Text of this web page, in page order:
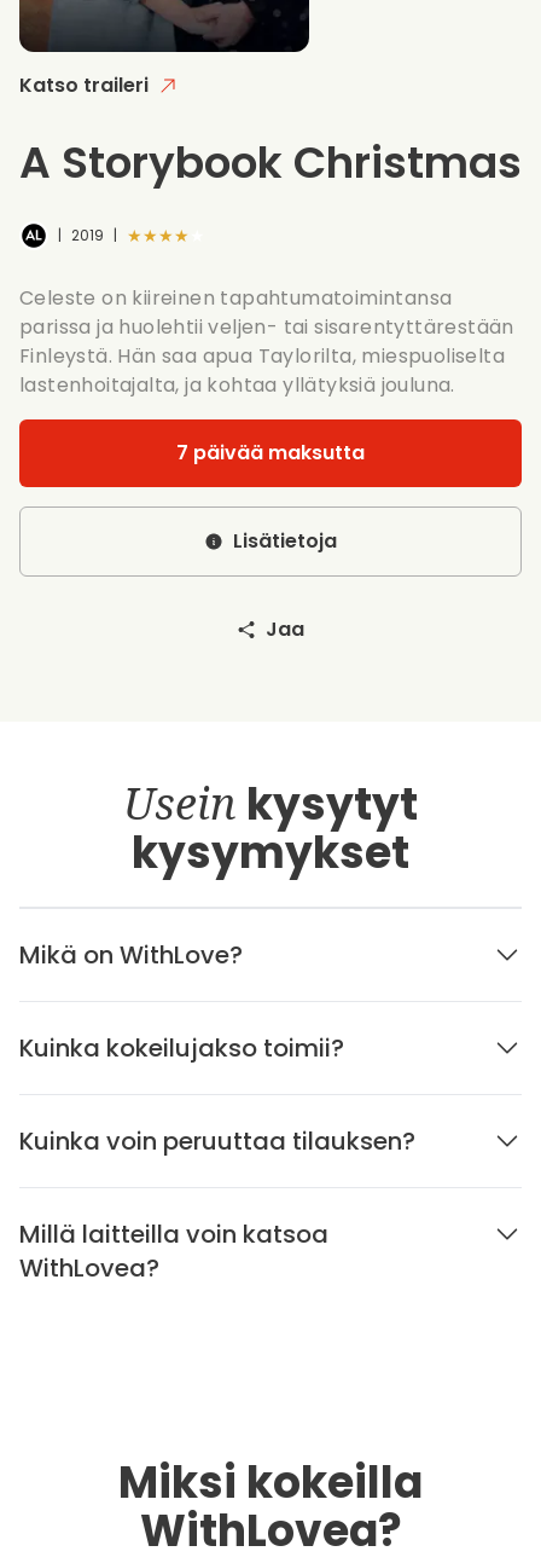
Katso traileri
A Storybook Christmas
| 2019 | ★★★★★
Celeste on kiireinen tapahtumatoimintansa
parissa ja huolehtii veljen- tai sisarentyttärestään
Finleystä. Hän saa apua Taylorilta, miespuoliselta
lastenhoitajalta, ja kohtaa yllätyksiä jouluna.
7 päivää maksutta
Lisätietoja
Jaa
Usein kysytyt
kysymykset
Mikä on WithLove?
Kuinka kokeilujakso toimii?
Kuinka voin peruuttaa tilauksen?
Millä laitteilla voin katsoa
WithLovea?
Miksi kokeilla
WithLovea?